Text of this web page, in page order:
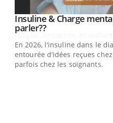
Youtube
Insuline & Charge
parler??Youtube
En 2026, l'insuline dans le
entourée d'idées reçues
parfois chez les soignants.